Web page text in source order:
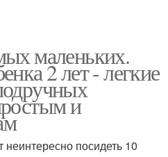
маленьких.
2 лет - легкие
и
неинтересно посидеть 10